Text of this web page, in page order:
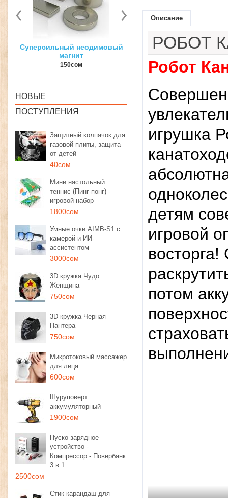
3D ручка для объемного
рисования
1350сом 1190сом
Загуститель волос
27гр
1000сом
НОВЫЕ
ПОСТУПЛЕНИЯ
Защитный колпачок для
газовой плиты, защита
от детей
40сом
Мини настольный
теннис (Пинг-понг) -
игровой набор
1800сом
Умные очки AIMB-S1 с
камерой и ИИ-
ассистентом
3000сом
3D кружка Чудо
Женщина
750сом
3D кружка Черная
Пантера
750сом
Микротоковый массажер
для лица
600сом
Шуруповерт
аккумуляторный
1900сом
Пуско зарядное
устройство -
Компрессор - Повербанк
3 в 1
2500сом
Стик карандаш для
Описание
РОБОТ
Робот
игрушка
детям
игровой
потом